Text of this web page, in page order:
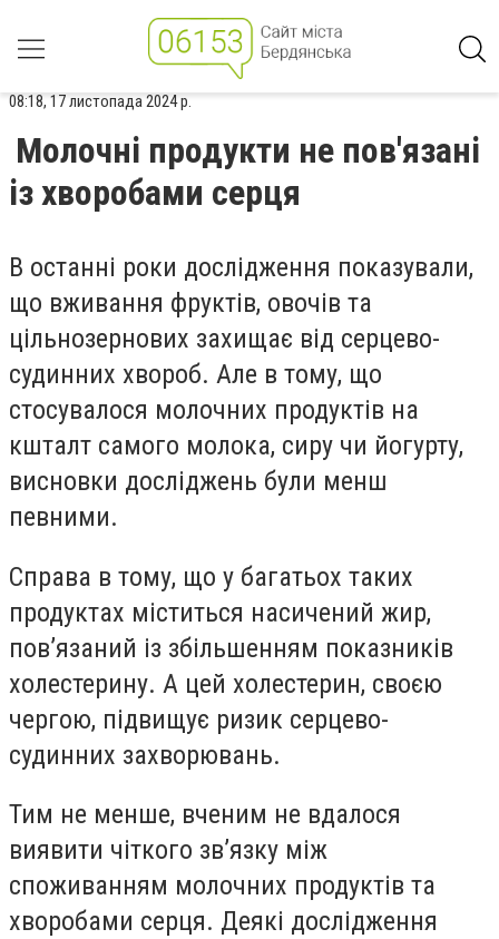
08:18, 17 листопада 2024 р.
Молочні продукти не пов'язані
із хворобами серця
В останні роки дослідження показували,
що вживання фруктів, овочів та
цільнозернових захищає від серцево-
судинних хвороб. Але в тому, що
стосувалося молочних продуктів на
кшталт самого молока, сиру чи йогурту,
висновки досліджень були менш
певними.
Справа в тому, що у багатьох таких
продуктах міститься насичений жир,
пов’язаний із збільшенням показників
холестерину. А цей холестерин, своєю
чергою, підвищує ризик серцево-
судинних захворювань.
Тим не менше, вченим не вдалося
виявити чіткого зв’язку між
споживанням молочних продуктів та
хворобами серця. Деякі дослідження